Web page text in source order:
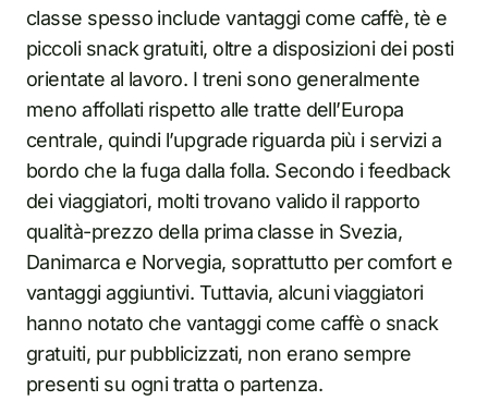
classe spesso include vantaggi come caffè, tè e
piccoli snack gratuiti, oltre a disposizioni dei posti
orientate al lavoro. I treni sono generalmente
meno affollati rispetto alle tratte dell’Europa
centrale, quindi l’upgrade riguarda più i servizi a
bordo che la fuga dalla folla. Secondo i feedback
dei viaggiatori, molti trovano valido il rapporto
qualità-prezzo della prima classe in Svezia,
Danimarca e Norvegia, soprattutto per comfort e
vantaggi aggiuntivi. Tuttavia, alcuni viaggiatori
hanno notato che vantaggi come caffè o snack
gratuiti, pur pubblicizzati, non erano sempre
presenti su ogni tratta o partenza.